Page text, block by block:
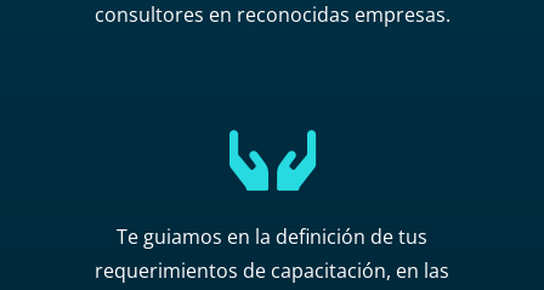
consultores en reconocidas empresas.

Te guiamos en la definición de tus
requerimientos de capacitación, en las